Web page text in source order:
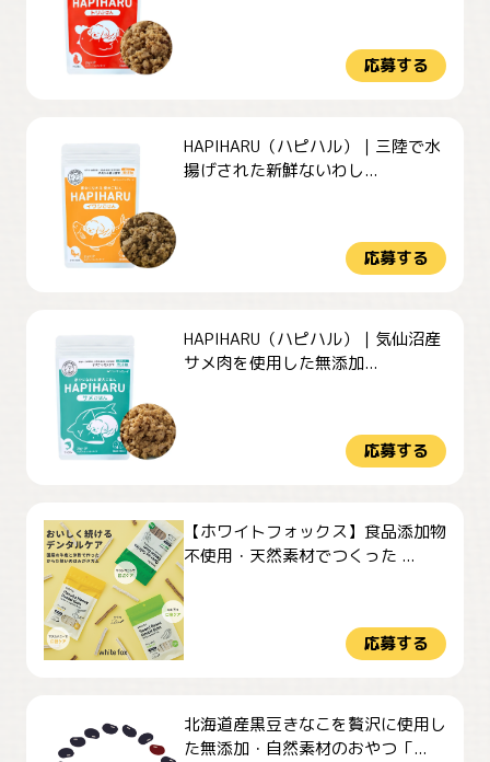
応募する
HAPIHARU（ハピハル）｜三陸で水
揚げされた新鮮ないわし...
応募する
HAPIHARU（ハピハル）｜気仙沼産
サメ肉を使用した無添加...
応募する
【ホワイトフォックス】食品添加物
不使用・天然素材でつくった ...
応募する
北海道産黒豆きなこを贅沢に使用し
た無添加・自然素材のおやつ「...